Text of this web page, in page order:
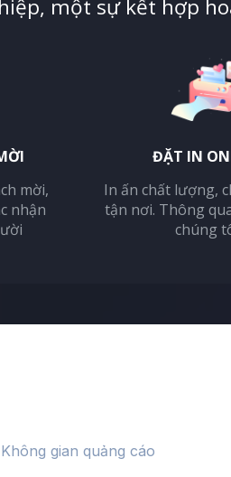
một sự kết hợp
mời,
nhận
ĐẶT IN
In ấn chất lượng,
tận nơi. Thông
chúng